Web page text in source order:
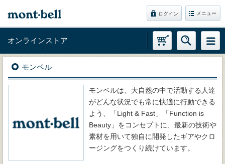
ログイン メニュー
オンラインストア
モンベル
モンベルは、大自然の中で活動する人達
がどんな状況でも常に快適に行動できる
よう、「Light & Fast」「Function is
Beauty」をコンセプトに、最新の技術や
素材を用いて独自に開発したギアやクロ
ージングをつくり続けています。